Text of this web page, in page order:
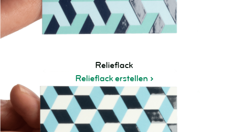
Relieflack
Relieflack erstellen